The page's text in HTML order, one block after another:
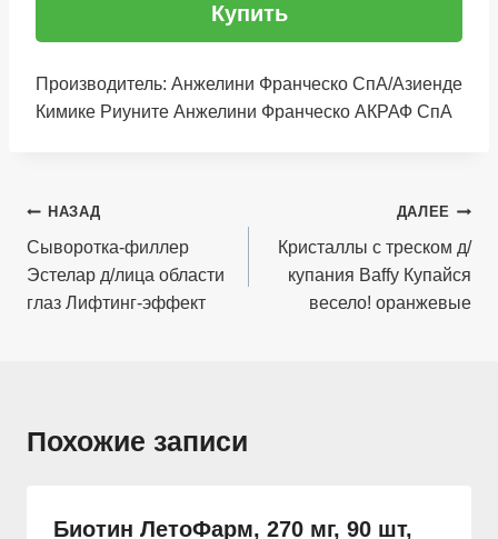
Купить
Производитель: Анжелини Франческо СпА/Азиенде
Кимике Риуните Анжелини Франческо АКРАФ СпА
Навигация
по
записям
НАЗАД
Сыворотка-филлер
Эстелар д/лица области
глаз Лифтинг-эффект
ДАЛЕЕ
Кристаллы с треском д/
купания Baffy Купайся
весело! оранжевые
Похожие записи
Биотин ЛетоФарм, 270 мг, 90 шт,